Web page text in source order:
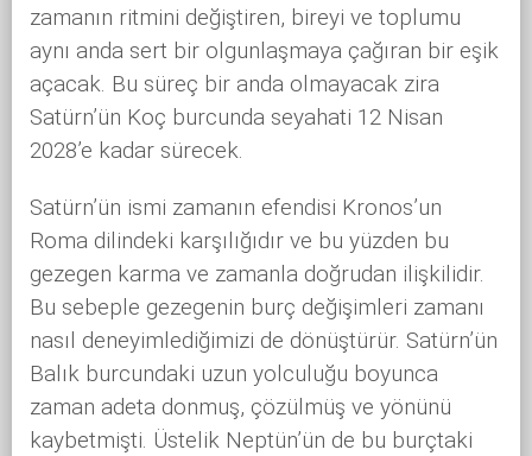
zamanın ritmini değiştiren, bireyi ve toplumu
aynı anda sert bir olgunlaşmaya çağıran bir eşik
açacak. Bu süreç bir anda olmayacak zira
Satürn’ün Koç burcunda seyahati 12 Nisan
2028’e kadar sürecek.
Satürn’ün ismi zamanın efendisi Kronos’un
Roma dilindeki karşılığıdır ve bu yüzden bu
gezegen karma ve zamanla doğrudan ilişkilidir.
Bu sebeple gezegenin burç değişimleri zamanı
nasıl deneyimlediğimizi de dönüştürür. Satürn’ün
Balık burcundaki uzun yolculuğu boyunca
zaman adeta donmuş, çözülmüş ve yönünü
kaybetmişti. Üstelik Neptün’ün de bu burçtaki